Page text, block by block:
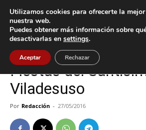
Inicio Cultura / Ocio
Cultura / Ocio Oia
Fiestas del
Viladesuso
Por Redacción - 27/05/2016
Utilizamos cookies para ofrecerte la
nuestra web.
Puedes obtener más información sobre
desactivarlas en settings.
Aceptar Rechazar